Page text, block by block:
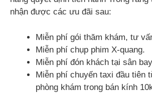
nhận được các ưu đãi sau:
Miễn phí gói thăm khám, tư
Miễn phí chụp phim X-quang.
Miễn phí đón khách tại sân
Miễn phí chuyến taxi đầu tiên
phòng khám trong bán kính